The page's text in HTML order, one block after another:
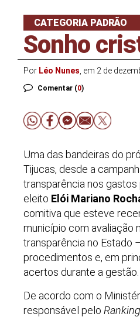
CATEGORIA PADRÃO
Sonho
Por Léo Nunes , em 2 de
Comentar (0)
Uma das bandeiras do
Tijucas, desde a
transparência nos
eleito Elói Mariano
comitiva que esteve
município com avaliação
transparência no Estado
procedimentos e, em
acertos durante a gestão.
De acordo com o
responsável pelo